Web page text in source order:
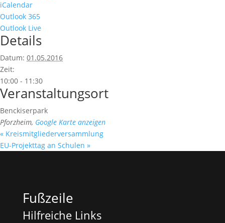
iCalendar
Outlook 365
Outlook Live
Details
Datum: 01.05.2016
Zeit:
10:00 - 11:30
Veranstaltungsort
Benckiserpark
Pforzheim, Google Karte anzeigen
« Kreismitgliederversammlung
EU-Projekttag an Schulen »
Fußzeile
Hilfreiche Links